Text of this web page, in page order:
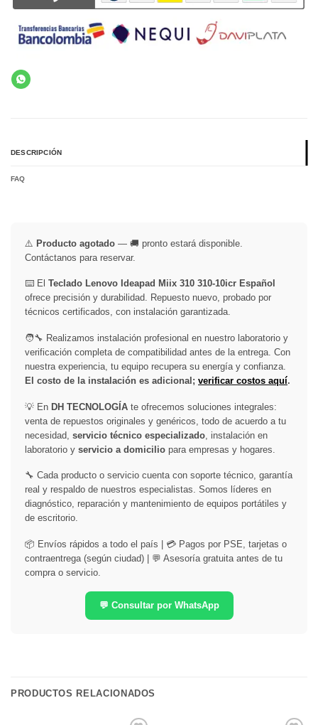
DESCRIPCIÓN
FAQ
⚠️ Producto agotado — 🚚 pronto estará disponible.
Contáctanos para reservar.
⌨️ El Teclado Lenovo Ideapad Miix 310 310-10icr Español
ofrece precisión y durabilidad. Repuesto nuevo, probado por
técnicos certificados, con instalación garantizada.
🧑‍🔧 Realizamos instalación profesional en nuestro laboratorio y
verificación completa de compatibilidad antes de la entrega. Con
nuestra experiencia, tu equipo recupera su energía y confianza.
El costo de la instalación es adicional; verificar costos aquí.
💡 En DH TECNOLOGÍA te ofrecemos soluciones integrales:
venta de repuestos originales y genéricos, todo de acuerdo a tu
necesidad, servicio técnico especializado , instalación en
laboratorio y servicio a domicilio para empresas y hogares.
🔧 Cada producto o servicio cuenta con soporte técnico, garantía
real y respaldo de nuestros especialistas. Somos líderes en
diagnóstico, reparación y mantenimiento de equipos portátiles y
de escritorio.
📦 Envíos rápidos a todo el país | 💳 Pagos por PSE, tarjetas o
contraentrega (según ciudad) | 💬 Asesoría gratuita antes de tu
compra o servicio.
💬 Consultar por WhatsApp
PRODUCTOS RELACIONADOS